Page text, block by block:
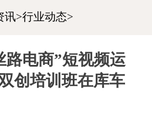
讯>行业动态>
路电商”短视频运
创培训班在库车